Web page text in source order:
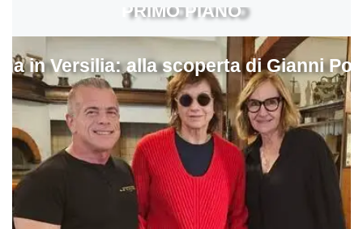
in Versilia: alla scoperta di Gianni
PRIMO PIANO